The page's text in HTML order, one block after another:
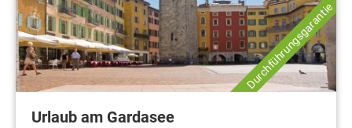
Durchführungsgarantie
Urlaub am Gardasee